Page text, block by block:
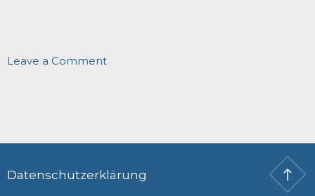
Leave a Commenton
Datenschutzerklärung